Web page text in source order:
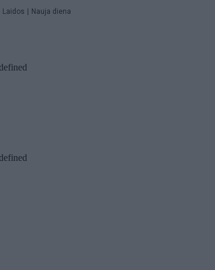
Laidos | Nauja diena